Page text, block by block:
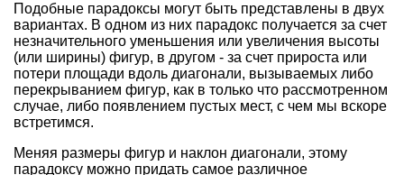
Подобные парадоксы могут быть представлены в двух
вариантах. В одном из них парадокс получается за счет
незначительного уменьшения или увеличения высоты
(или ширины) фигур, в другом - за счет прироста или
потери площади вдоль диагонали, вызываемых либо
перекрыванием фигур, как в только что рассмотренном
случае, либо появлением пустых мест, с чем мы вскоре
встретимся.
Меняя размеры фигур и наклон диагонали, этому
парадоксу можно придать самое различное